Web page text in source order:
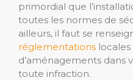
primordial que
toutes les normes de
ailleurs, il faut se
réglementations
d’aménagements dans
toute infraction.